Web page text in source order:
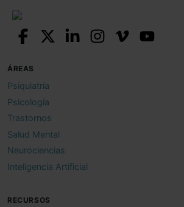
ÁREAS
Psiquiatría
Psicología
Trastornos
Salud Mental
Neurociencias
Inteligencia Artificial
RECURSOS